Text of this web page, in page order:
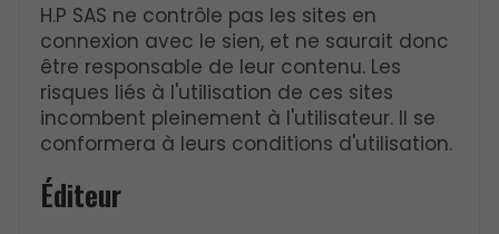
H.P SAS ne contrôle pas les sites en
connexion avec le sien, et ne saurait donc
être responsable de leur contenu. Les
risques liés à l'utilisation de ces sites
incombent pleinement à l'utilisateur. Il se
conformera à leurs conditions d'utilisation.
Éditeur